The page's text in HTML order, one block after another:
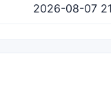
2026-08-07